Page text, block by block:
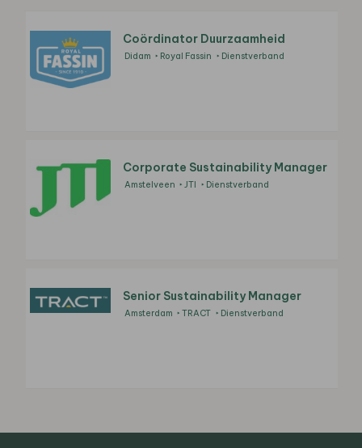
Coördinator Duurzaamheid
Didam Royal Fassin Dienstverband
Corporate Sustainability Manager
Amstelveen JTI Dienstverband
Senior Sustainability Manager
Amsterdam TRACT Dienstverband